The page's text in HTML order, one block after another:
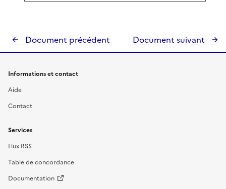
Document précédent Document suivant
Informations et contact
Aide
Contact
Services
Flux RSS
Table de concordance
Documentation